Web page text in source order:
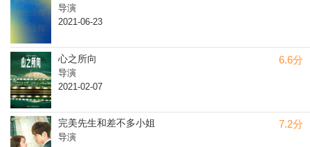
导演
2021-06-23
6.6分
心之所向
导演
2021-02-07
7.2分
完美先生和差不多小姐
导演